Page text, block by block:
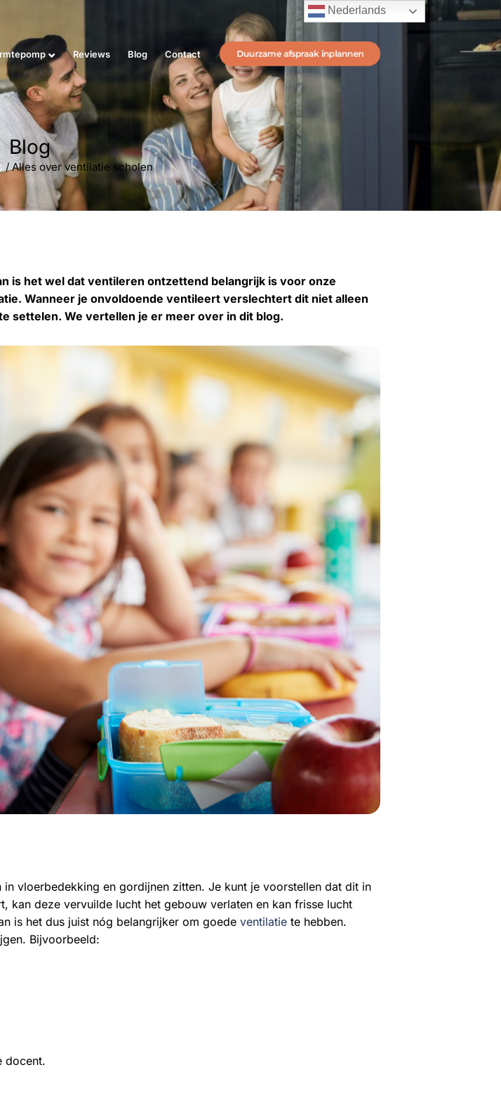
Reviews Blog Contact Duurzame afspraak inplannen
Blog
/Alles over ventilatie scholen
is het wel dat ventileren ontzettend belangrijk is voor onze
Wanneer je onvoldoende ventileert verslechtert dit niet alleen
settelen. We vertellen je er meer over in dit blog.
vloerbedekking en gordijnen zitten. Je kunt je voorstellen dat dit in
kan deze vervuilde lucht het gebouw verlaten en kan frisse lucht
is het dus juist nóg belangrijker om goede ventilatie te hebben.
Bijvoorbeeld:
docent.
Nederlands